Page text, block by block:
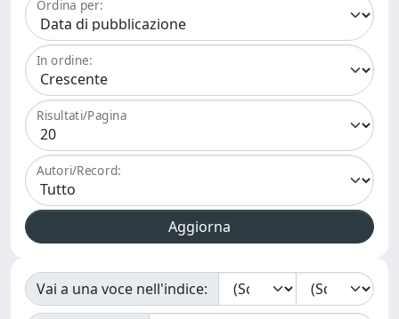
Ordina per:
In ordine:
Risultati/Pagina
Autori/Record:
Vai a una voce nell'indice: